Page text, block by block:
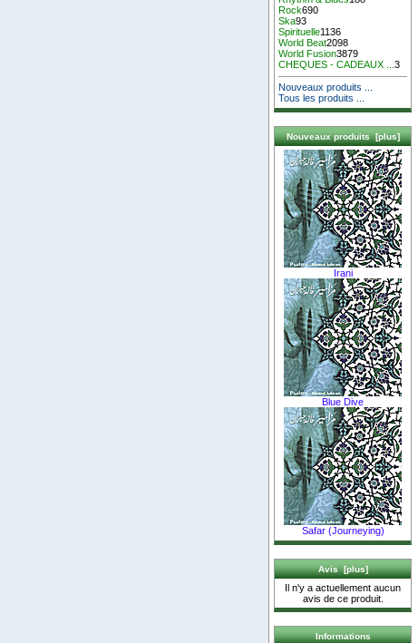
Rock690
Ska93
Spirituelle1136
World Beat2098
World Fusion3879
CHEQUES - CADEAUX ...3
Nouveaux produits ...
Tous les produits ...
Nouveaux produits [plus]
Irani
Blue Dive
Safar (Journeying)
Avis [plus]
Il n'y a actuellement aucun
avis de ce produit.
Informations